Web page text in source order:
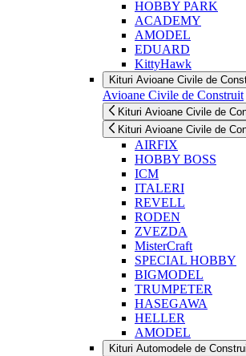
HOBBY PARK
ACADEMY
AMODEL
EDUARD
KittyHawk
Kituri Avioane Civile de
Avioane Civile de Construit
Kituri Avioane Civile de
Kituri Avioane Civile de
AIRFIX
HOBBY BOSS
ICM
ITALERI
REVELL
RODEN
ZVEZDA
MisterCraft
SPECIAL HOBBY
BIGMODEL
TRUMPETER
HASEGAWA
HELLER
AMODEL
Kituri Automodele de